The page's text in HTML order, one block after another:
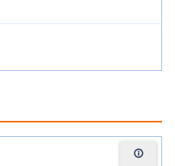
info_outline